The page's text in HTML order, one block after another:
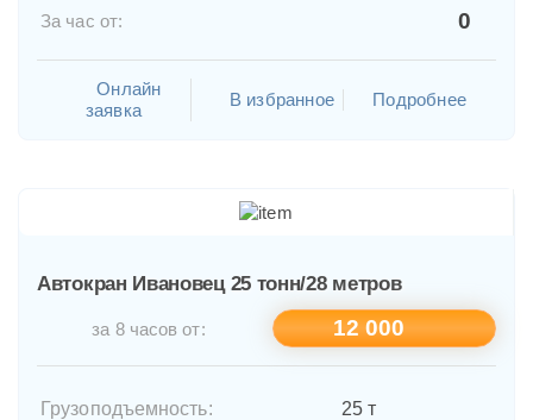
За час от: 0
Онлайн
заявка
В избранное Подробнее
Автокран Ивановец 25 тонн/28 метров
за 8 часов от: 12 000
Грузоподъемность:
25 т